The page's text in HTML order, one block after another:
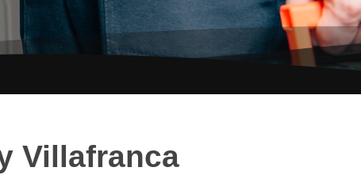
Villafranca